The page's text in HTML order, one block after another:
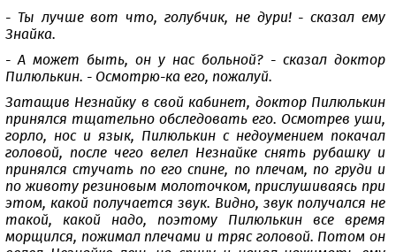
- Ты лучше вот что, голубчик, не дури! - сказал ему
Знайка.
- А может быть, он у нас больной? - сказал доктор
Пилюлькин. - Осмотрю-ка его, пожалуй.
Затащив Незнайку в свой кабинет, доктор Пилюлькин
принялся тщательно обследовать его. Осмотрев уши,
горло, нос и язык, Пилюлькин с недоумением покачал
головой, после чего велел Незнайке снять рубашку и
принялся стучать по его спине, по плечам, по груди и
по животу резиновым молоточком, прислушиваясь при
этом, какой получается звук. Видно, звук получался не
такой, какой надо, поэтому Пилюлькин все время
морщился, пожимал плечами и тряс головой. Потом он